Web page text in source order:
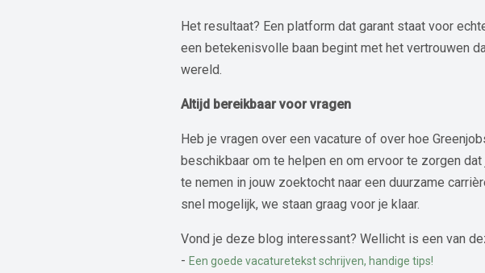
Het resultaat? Een platform dat garant staat voor
een betekenisvolle baan begint met het vertrouwen
wereld.
Altijd bereikbaar voor vragen
Heb je vragen over een vacature of over hoe
beschikbaar om te helpen en om ervoor te zorgen
te nemen in jouw zoektocht naar een duurzame
snel mogelijk, we staan graag voor je klaar.
Vond je deze blog interessant? Wellicht is een van
- Een goede vacaturetekst schrijven, handige tips!